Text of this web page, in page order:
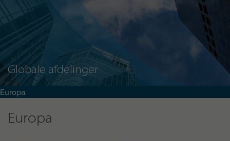
Globale afdelinger
Europa
Europa